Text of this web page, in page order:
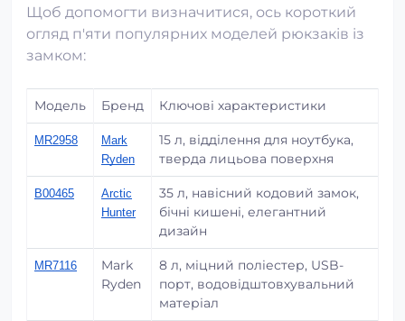
Щоб допомогти визначитися, ось короткий
огляд п'яти популярних моделей рюкзаків із
замком:
Модель Бренд Ключові характеристики
MR2958
Mark
Ryden
15 л, відділення для ноутбука,
тверда лицьова поверхня
B00465
Arctic
Hunter
35 л, навісний кодовий замок,
бічні кишені, елегантний
дизайн
MR7116
Mark
Ryden
8 л, міцний поліестер, USB-
порт, водовідштовхувальний
матеріал